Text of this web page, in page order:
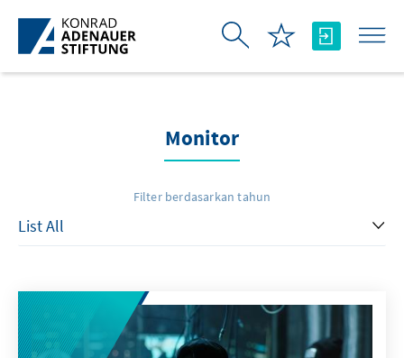
Skip to Main Content
Monitor
Filter berdasarkan tahun